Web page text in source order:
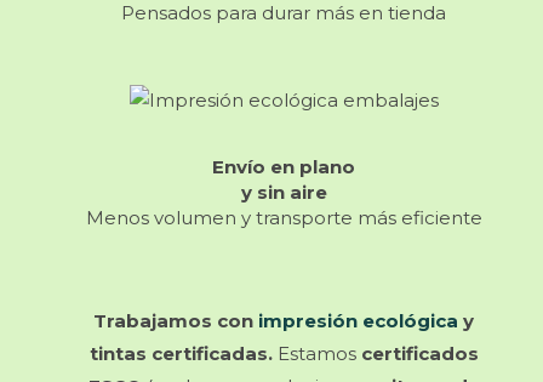
Pensados para durar más en tienda
Envío en plano
y sin aire
Menos volumen y transporte más eficiente
Trabajamos con impresión ecológica y
tintas certificadas.Estamoscertificados